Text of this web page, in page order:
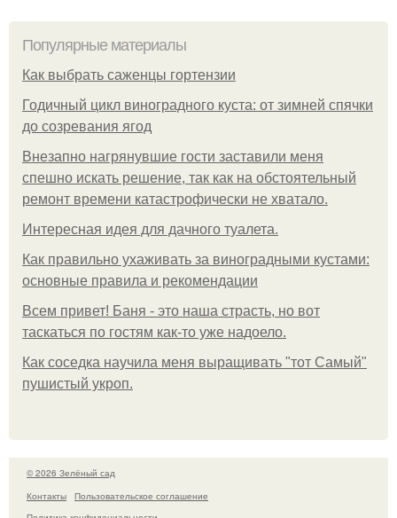
Популярные материалы
Как выбрать саженцы гортензии
Годичный цикл виноградного куста: от зимней спячки
до созревания ягод
Внезапно нагрянувшие гости заставили меня
спешно искать решение, так как на обстоятельный
ремонт времени катастрофически не хватало.
Интересная идея для дачного туалета.
Как правильно ухаживать за виноградными кустами:
основные правила и рекомендации
Всем привет! Баня - это наша страсть, но вот
таскаться по гостям как-то уже надоело.
Как соседка научила меня выращивать "тот Самый"
пушистый укроп.
© 2026 Зелёный сад
Контакты
Пользовательское соглашение